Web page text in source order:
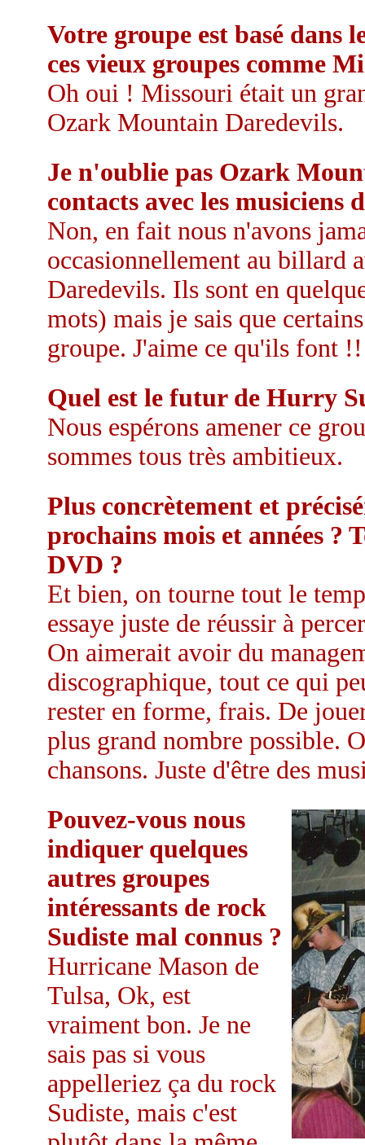
Votre groupe est basé dans
ces vieux groupes comme
Oh oui ! Missouri était un
Ozark Mountain Daredevils.
Je n'oublie pas Ozark
contacts avec les musiciens
Non, en fait nous n'avons
occasionnellement au billard
Daredevils. Ils sont en
mots) mais je sais que
groupe. J'aime ce qu'ils font
Quel est le futur de Hurry
Nous espérons amener ce
sommes tous très ambitieux.
Plus concrètement et
prochains mois et années ?
DVD ?
Et bien, on tourne tout le
essaye juste de réussir à
On aimerait avoir du
discographique, tout ce qui
rester en forme, frais. De
plus grand nombre possible.
chansons. Juste d'être des
Pouvez-vous nous
indiquer quelques
autres groupes
intéressants de rock
Sudiste mal connus ?
Hurricane Mason de
Tulsa, Ok, est
vraiment bon. Je ne
sais pas si vous
appelleriez ça du rock
Sudiste, mais c'est